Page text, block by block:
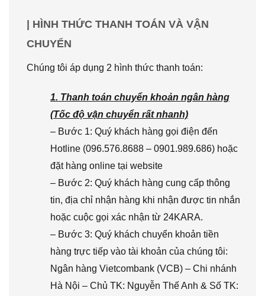
| HÌNH THỨC THANH TOÁN VÀ VẬN
CHUYỂN
Chúng tôi áp dụng 2 hình thức thanh toán:
1. Thanh toán chuyển khoản ngân hàng
(Tốc độ vận chuyển rất nhanh)
– Bước 1: Quý khách hàng gọi điện đến
Hotline (096.576.8688 – 0901.989.686) hoặc
đặt hàng online tại website
– Bước 2: Quý khách hàng cung cấp thông
tin, địa chỉ nhận hàng khi nhận được tin nhắn
hoặc cuộc gọi xác nhận từ 24KARA.
– Bước 3: Quý khách chuyển khoản tiền
hàng trực tiếp vào tài khoản của chúng tôi:
Ngân hàng Vietcombank (VCB) – Chi nhánh
Hà Nội – Chủ TK: Nguyễn Thế Anh & Số TK: